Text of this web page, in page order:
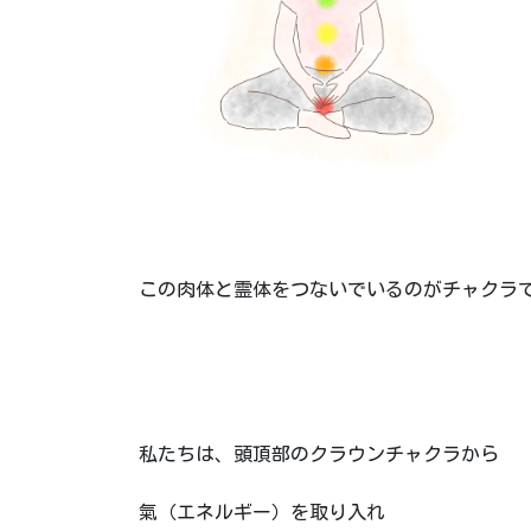
この肉体と霊体をつないでいるのがチャクラ
私たちは、頭頂部のクラウンチャクラから
氣（エネルギー）を取り入れ